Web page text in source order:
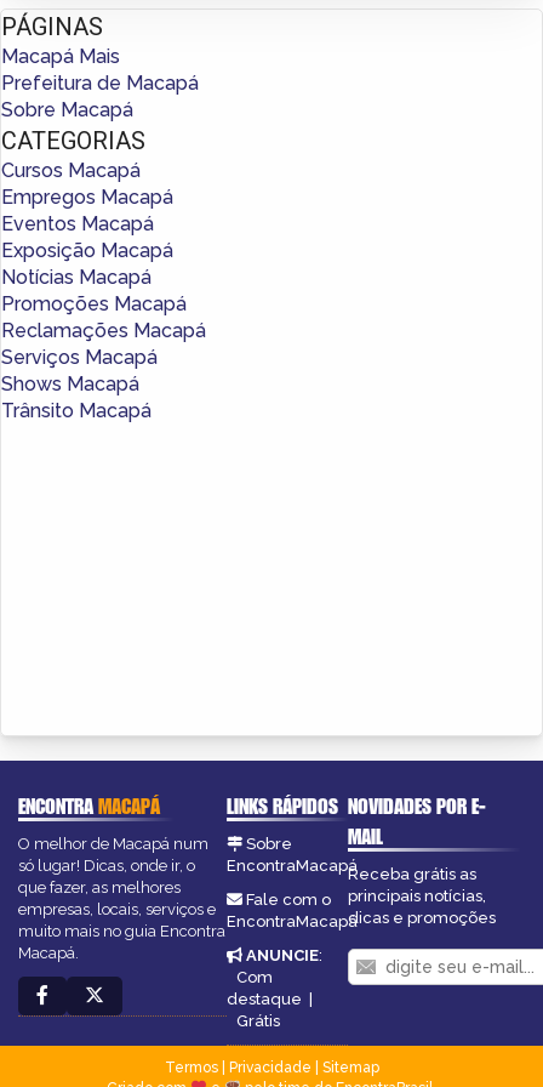
PÁGINAS
Macapá Mais
Prefeitura de Macapá
Sobre Macapá
CATEGORIAS
Cursos Macapá
Empregos Macapá
Eventos Macapá
Exposição Macapá
Notícias Macapá
Promoções Macapá
Reclamações Macapá
Serviços Macapá
Shows Macapá
Trânsito Macapá
ENCONTRAMACAPÁ
O melhor de Macapá num
só lugar! Dicas, onde ir, o
que fazer, as melhores
empresas, locais, serviços e
muito mais no guia Encontra
Macapá.
LINKS RÁPIDOS
Sobre
EncontraMacapá
Fale com o
EncontraMacapá
ANUNCIE:
Com
destaque
Grátis
NOVIDADES POR E-
MAIL
Receba grátis as
principais notícias,
dicas e promoções
Termos| Privacidade
Sitemap